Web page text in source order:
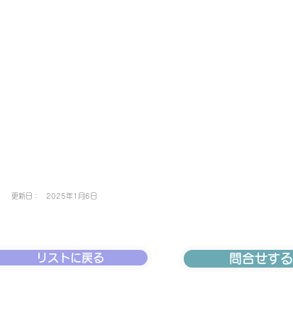
更新日： 2025年1月6日
リストに戻る 問合せする